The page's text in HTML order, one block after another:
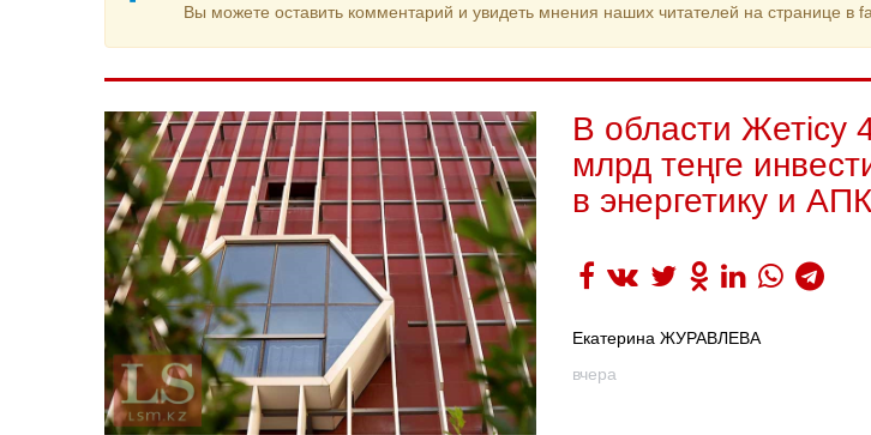
Вы можете оставить комментарий и увидеть мнения наших читателей на странице в
В области Жетісу
млрд теңге
в энергетику и АПК
Екатерина ЖУРАВЛЕВА
вчера